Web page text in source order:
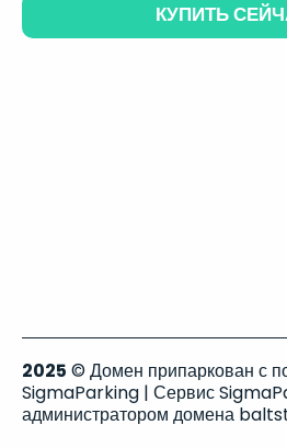
КУПИТЬ
2025 © Домен припаркован с
SigmaParking | Сервис
администратором домена